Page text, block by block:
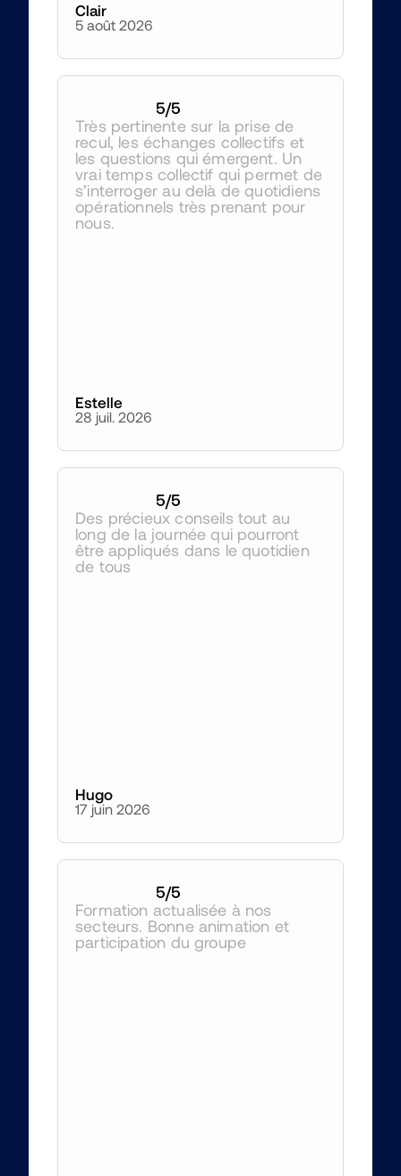
Clair
5 août 2026
5/5
Très pertinente sur la prise de
recul, les échanges collectifs et
les questions qui émergent. Un
vrai temps collectif qui permet de
s’interroger au delà de quotidiens
opérationnels très prenant pour
nous.
Estelle
28 juil. 2026
5/5
Des précieux conseils tout au
long de la journée qui pourront
être appliqués dans le quotidien
de tous
Hugo
17 juin 2026
5/5
Formation actualisée à nos
secteurs. Bonne animation et
participation du groupe